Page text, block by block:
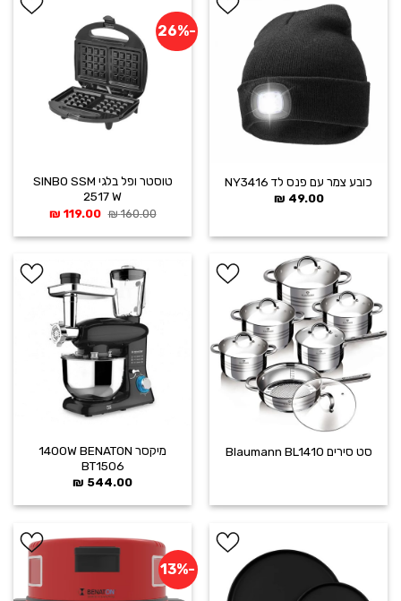
הוסף ל
WISHLIST
כובע צמר עם פנס לד NY3416
49.00
₪
-26%
טוסטר ופל בלגי SINBO SSM
2517 W
160.00
₪ המחיר
היה:
119.00
₪המחיר
הוא:
הוסף ל
WISHLIST
סט סירים Blaumann BL1410
הוסף ל
WISHLIST
מיקסר 1400W BENATON
BT1506
544.00
₪
-13%